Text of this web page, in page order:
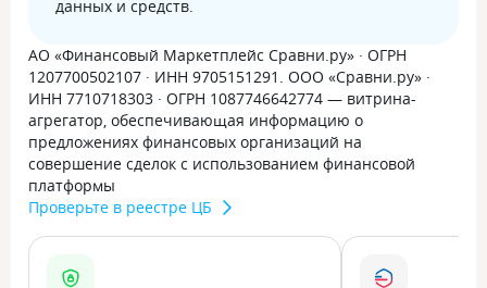
данных и средств.
АО «Финансовый Маркетплейс Сравни.ру» · ОГРН
1207700502107 · ИНН 9705151291. ООО «Сравни.ру» ·
ИНН 7710718303 · ОГРН 1087746642774 — витрина-
агрегатор, обеспечивающая информацию о
предложениях финансовых организаций на
совершение сделок с использованием финансовой
платформы
Проверьте в реестре ЦБ